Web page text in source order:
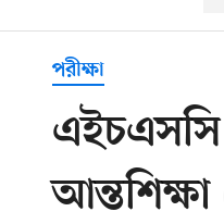
পরীক্ষা
এইচএসসি
আন্তশিক্ষা